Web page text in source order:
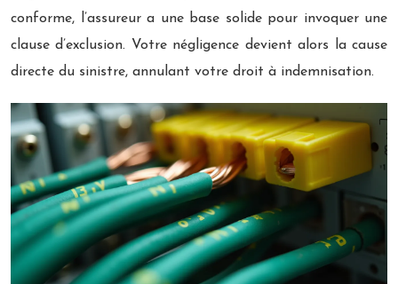
conforme, l’assureur a une base solide pour invoquer une
clause d’exclusion. Votre négligence devient alors la cause
directe du sinistre, annulant votre droit à indemnisation.